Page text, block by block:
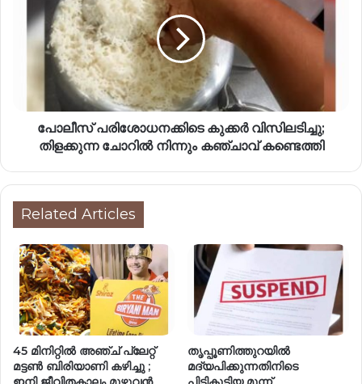
പോലീസ് പരിശോധനക്കിടെ കുക്കർ വിസിലടിച്ചു;
തിളക്കുന്ന ചോറിൽ നിന്നും കഞ്ചാവ് കണ്ടെത്തി
Related Articles
45 മിനിറ്റിൽ അഞ്ച് പ്ലേറ്റ്
മട്ടൺ ബിരിയാണി കഴിച്ചു ;
തൃപ്പൂണിത്തുറയിൽ
മദ്യപിക്കുന്നതിനിടെ